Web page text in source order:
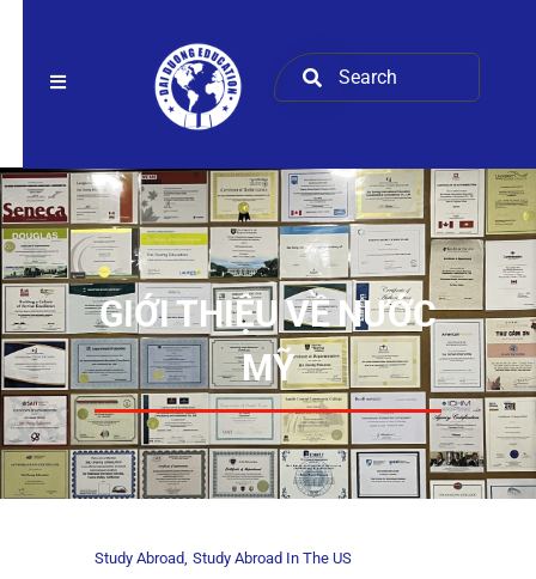
GIỚI THIỆU VỀ NƯỚC
MỸ
Study Abroad Study Abroad In The US